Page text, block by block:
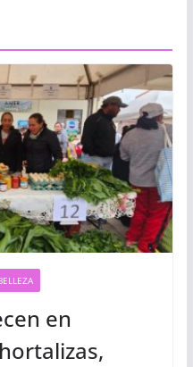
en